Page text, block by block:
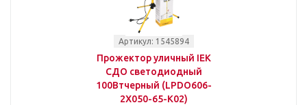
Артикул: 1545894
Прожектор уличный IEK
СДО светодиодный
100Втчерный (LPDO606-
2X050-65-K02)